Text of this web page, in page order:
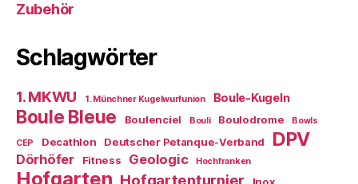
Zubehör
Schlagwörter
1. MKWU 1. Münchner Kugelwurfunion Boule-Kugeln
Boule Bleue Boulenciel Bouli Boulodrome Bowls
CEP Decathlon Deutscher Petanque-Verband DPV
Dörhöfer Fitness Geologic Hochfranken
Hofgarten